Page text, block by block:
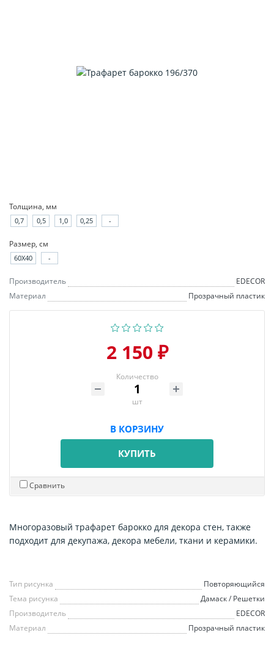
Толщина, мм
0,7 0,5 1,0 0,25 -
Размер, см
60X40 -
Производитель
EDECOR
Материал
Прозрачный пластик
2 150 ₽
Количество
шт
В КОРЗИНУ
КУПИТЬ
Сравнить
Многоразовый трафарет барокко для декора стен, также
подходит для декупажа, декора мебели, ткани и керамики.
Тип рисунка
Повторяющийся
Тема рисунка
Дамаск / Решетки
Производитель
EDECOR
Материал
Прозрачный пластик